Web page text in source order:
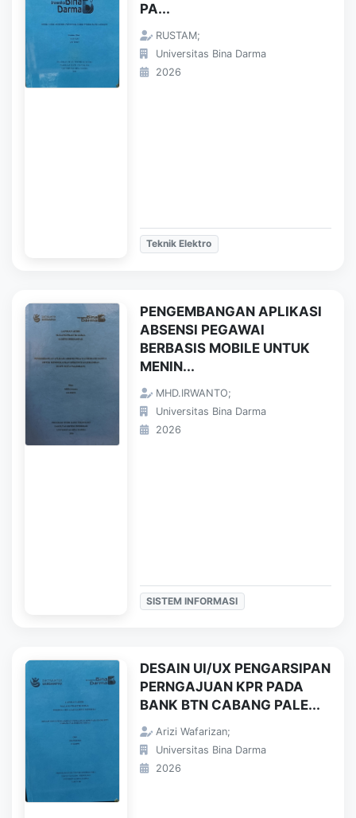
PA...
RUSTAM;
Universitas Bina Darma
2026
Teknik Elektro
PENGEMBANGAN APLIKASI
ABSENSI PEGAWAI
BERBASIS MOBILE UNTUK
MENIN...
MHD.IRWANTO;
Universitas Bina Darma
2026
SISTEM INFORMASI
DESAIN UI/UX PENGARSIPAN
PERNGAJUAN KPR PADA
BANK BTN CABANG PALE...
Arizi Wafarizan;
Universitas Bina Darma
2026